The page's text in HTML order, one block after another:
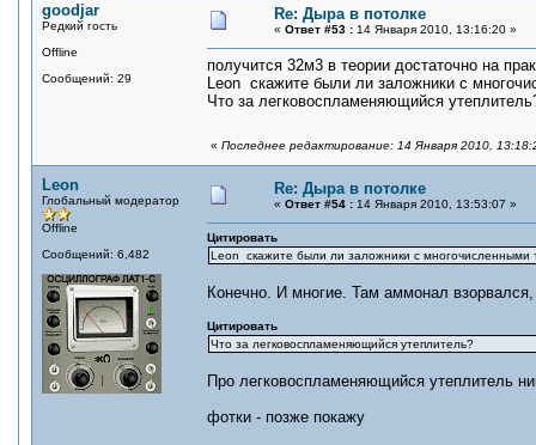
goodjar
Редкий гость
Offline
Сообщений: 29
Re: Дыра в потолке
« Ответ #53 : 14 Января 2010, 13:16:20 »
получится 32м3 в теории достаточно на
Leon скажите были ли заложники с
Что за легковоспламеняющийся
« Последнее редактирование: 14 Января 2010,
Leon
Глобальный модератор
Offline
Сообщений: 6,482
Re: Дыра в потолке
« Ответ #54 : 14 Января 2010, 13:53:07 »
Цитировать
Leon скажите были ли заложники с многочисленными
Конечно. И многие. Там аммонал
Цитировать
Что за легковоспламеняющийся утеплитель?
Про легковоспламеняющийся утеплитель
фотки - позже покажу